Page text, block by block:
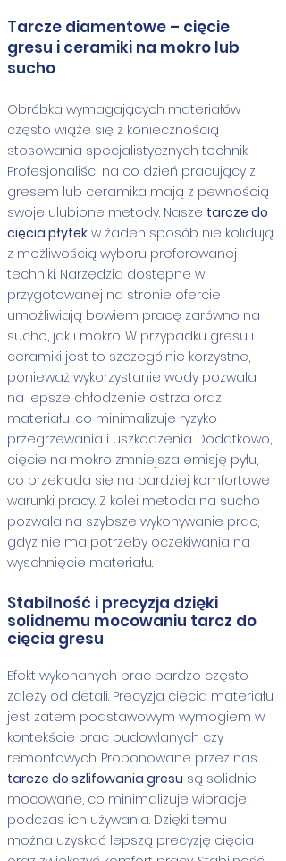
Tarcze diamentowe – cięcie
gresu i ceramiki na mokro lub
sucho
Obróbka wymagających materiałów
często wiąże się z koniecznością
stosowania specjalistycznych technik.
Profesjonaliści na co dzień pracujący z
gresem lub ceramika mają z pewnością
swoje ulubione metody. Nasze tarcze do
cięcia płytek w żaden sposób nie kolidują
z możliwością wyboru preferowanej
techniki. Narzędzia dostępne w
przygotowanej na stronie ofercie
umożliwiają bowiem pracę zarówno na
sucho, jak i mokro. W przypadku gresu i
ceramiki jest to szczególnie korzystne,
ponieważ wykorzystanie wody pozwala
na lepsze chłodzenie ostrza oraz
materiału, co minimalizuje ryzyko
przegrzewania i uszkodzenia. Dodatkowo,
cięcie na mokro zmniejsza emisję pyłu,
co przekłada się na bardziej komfortowe
warunki pracy. Z kolei metoda na sucho
pozwala na szybsze wykonywanie prac,
gdyż nie ma potrzeby oczekiwania na
wyschnięcie materiału.
Stabilność i precyzja dzięki
solidnemu mocowaniu tarcz do
cięcia gresu
Efekt wykonanych prac bardzo często
zależy od detali. Precyzja cięcia materiału
jest zatem podstawowym wymogiem w
kontekście prac budowlanych czy
remontowych. Proponowane przez nas
tarcze do szlifowania gresu są solidnie
mocowane, co minimalizuje wibracje
podczas ich używania. Dzięki temu
można uzyskać lepszą precyzję cięcia